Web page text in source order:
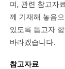
며, 관련 참고자
께 기재해 놓음
있도록 돕고자
바라겠습니다.
참고자료